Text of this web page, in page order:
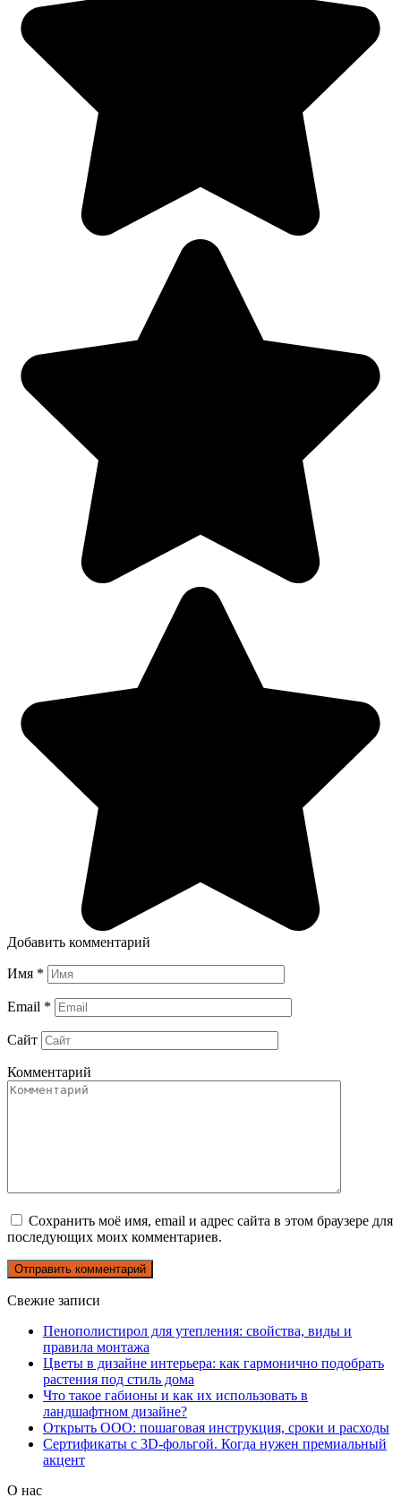
Добавить комментарий
Имя *
Email *
Сайт
Комментарий
Сохранить моё имя, email и адрес сайта в этом браузере для
последующих моих комментариев.
Свежие записи
Пенополистирол для утепления: свойства, виды и
правила монтажа
Цветы в дизайне интерьера: как гармонично подобрать
растения под стиль дома
Что такое габионы и как их использовать в
ландшафтном дизайне?
Открыть ООО: пошаговая инструкция, сроки и расходы
Сертификаты с 3D-фольгой. Когда нужен премиальный
акцент
О нас